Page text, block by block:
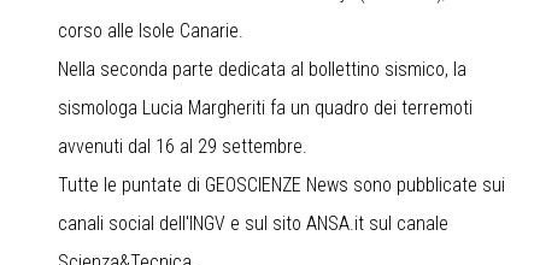
corso alle Isole Canarie.
Nella seconda parte dedicata al bollettino sismico, la
sismologa Lucia Margheriti fa un quadro dei terremoti
avvenuti dal 16 al 29 settembre.
Tutte le puntate di GEOSCIENZE News sono pubblicate sui
canali social dell'INGV e sul sito ANSA.it sul canale